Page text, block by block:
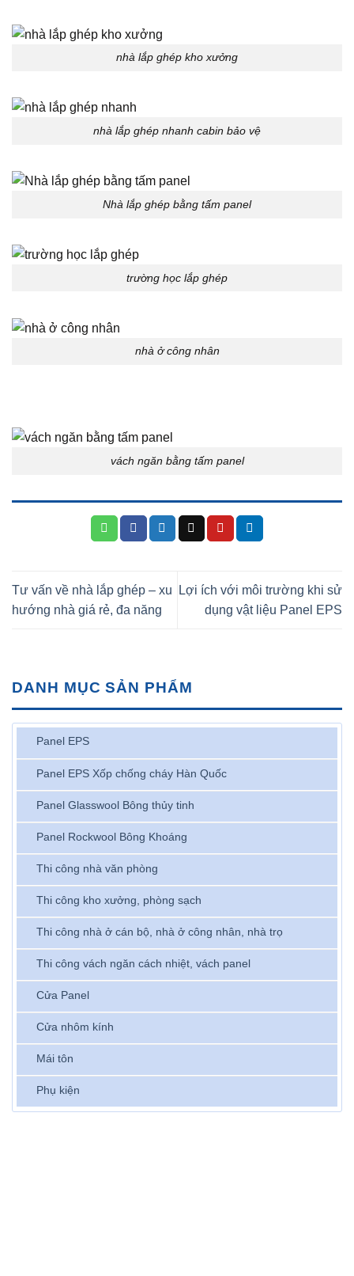
DANH MỤC SẢN PHẨM
Panel EPS
Panel EPS Xốp chống cháy Hàn Quốc
Panel Glasswool Bông thủy tinh
Panel Rockwool Bông Khoáng
Thi công nhà văn phòng
Thi công kho xưởng, phòng sạch
Thi công nhà ở cán bộ, nhà ở công nhân, nhà trọ
Thi công vách ngăn cách nhiệt, vách panel
Cửa Panel
Cửa nhôm kính
Mái tôn
Phụ kiện
nhà lắp ghép kho xưởng
nhà lắp ghép nhanh cabin bảo vệ
Nhà lắp ghép bằng tấm panel
trường học lắp ghép
nhà ở công nhân
vách ngăn bằng tấm panel
Tư vấn về nhà lắp ghép – xu
hướng nhà giá rẻ, đa năng
Lợi ích với môi trường khi sử
dụng vật liệu Panel EPS